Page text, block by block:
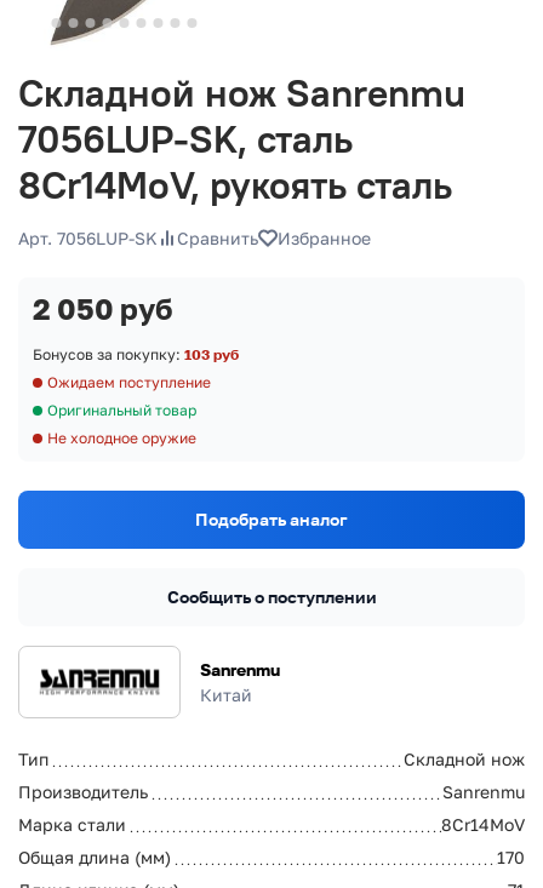
Складной нож Sanrenmu
7056LUP-SK, сталь
8Cr14MoV, рукоять сталь
Арт. 7056LUP-SK Сравнить Избранное
Sanrenmu
Китай
Тип
Складной нож
Производитель
Sanrenmu
Марка стали
8Cr14MoV
Общая длина (мм)
170
2 050 руб
Бонусов за покупку: 103 руб
Ожидаем поступление
Оригинальный товар
Не холодное оружие
Подобрать аналог
Сообщить о поступлении